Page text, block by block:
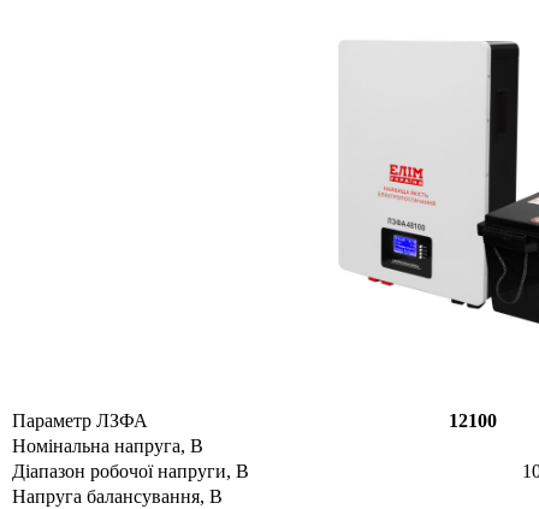
Параметр ЛЗФА
12100
Номінальна напруга, В
Діапазон робочої напруги, В
Напруга балансування, В